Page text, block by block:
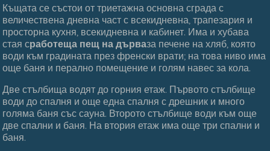
Къщата се състои от триетажна основна сграда с
величествена дневна част с всекидневна, трапезария и
просторна кухня, всекидневна и кабинет. Има и хубава
стая сработеща пещ на дърваза печене на хляб, която
води към градината през френски врати; на това ниво има
още баня и перално помещение и голям навес за кола.
Две стълбища водят до горния етаж. Първото стълбище
води до спалня и още една спалня с дрешник и много
голяма баня със сауна. Второто стълбище води към още
две спални и баня. На втория етаж има още три спални и
баня.